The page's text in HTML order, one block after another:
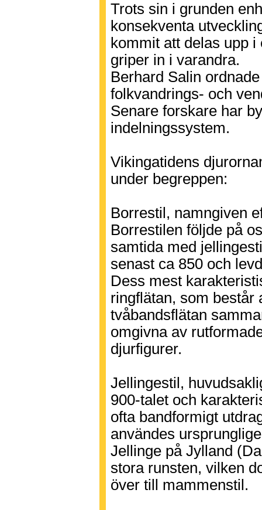
Trots sin i grunden
konsekventa
kommit att delas upp
griper in i varandra.
Berhard Salin
folkvandrings- och
Senare forskare har
indelningssystem.
Vikingatidens
under begreppen:
Borrestil, namngiven
Borrestilen följde på
samtida med
senast ca 850 och
Dess mest
ringflätan, som består
tvåbandsflätan
omgivna av
djurfigurer.
Jellingestil,
900-talet och
ofta bandformigt
användes
Jellinge på Jylland
stora runsten, vilken
över till mammenstil.